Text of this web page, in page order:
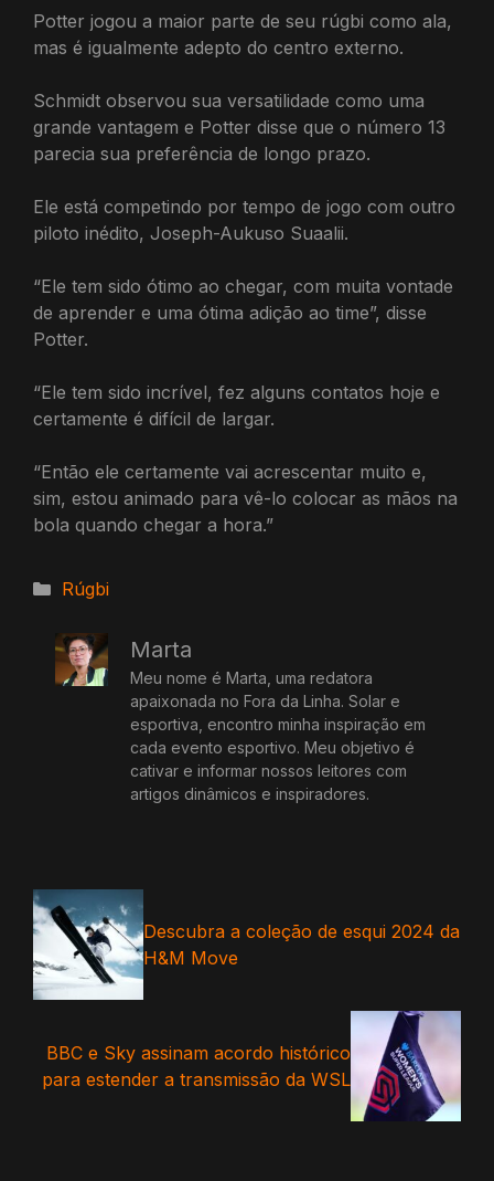
Potter jogou a maior parte de seu rúgbi como ala,
mas é igualmente adepto do centro externo.
Schmidt observou sua versatilidade como uma
grande vantagem e Potter disse que o número 13
parecia sua preferência de longo prazo.
Ele está competindo por tempo de jogo com outro
piloto inédito, Joseph-Aukuso Suaalii.
“Ele tem sido ótimo ao chegar, com muita vontade
de aprender e uma ótima adição ao time”, disse
Potter.
“Ele tem sido incrível, fez alguns contatos hoje e
certamente é difícil de largar.
“Então ele certamente vai acrescentar muito e,
sim, estou animado para vê-lo colocar as mãos na
bola quando chegar a hora.”
Categorias
Rúgbi
Marta
Meu nome é Marta, uma redatora
apaixonada no Fora da Linha. Solar e
esportiva, encontro minha inspiração em
cada evento esportivo. Meu objetivo é
cativar e informar nossos leitores com
artigos dinâmicos e inspiradores.
Descubra a coleção de esqui 2024 da
H&M Move
BBC e Sky assinam acordo histórico
para estender a transmissão da WSL